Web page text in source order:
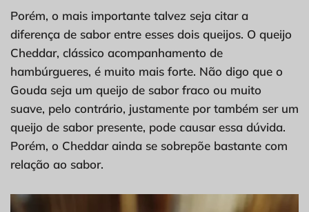
Porém, o mais importante talvez seja citar a
diferença de sabor entre esses dois queijos. O queijo
Cheddar, clássico acompanhamento de
hambúrgueres, é muito mais forte. Não digo que o
Gouda seja um queijo de sabor fraco ou muito
suave, pelo contrário, justamente por também ser um
queijo de sabor presente, pode causar essa dúvida.
Porém, o Cheddar ainda se sobrepõe bastante com
relação ao sabor.